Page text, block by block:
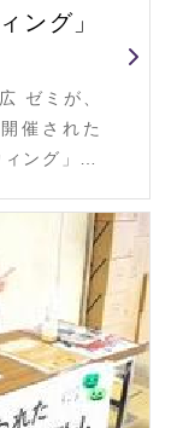
ング」
ゼミが、
催された
ング」…